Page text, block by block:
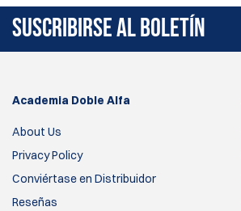
SUSCRIBIRSE AL BOLETÍN
Academia Doble Alfa
About Us
Privacy Policy
Conviértase en Distribuidor
Reseñas